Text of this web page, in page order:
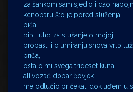
za šankom sam sjedio i dao
konobaru što je pored služenja
pića
bio i uho za slušanje o mojoj
propasti i o umiranju snova vrlo
priča,
ostalo mi svega trideset kuna,
ali vozač dobar čovjek
me odlučio pričekati dok uđem u